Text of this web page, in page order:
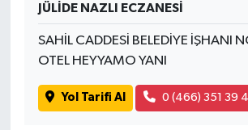
JÜLİDE NAZLI ECZANESİ
SAHİL CADDESİ BELEDİYE İŞHANI
OTEL HEYYAMO YANI
Yol Tarifi Al 0 (466) 351 39